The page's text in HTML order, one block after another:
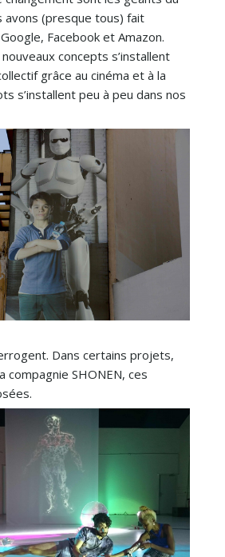
avons (presque tous) fait
Facebook et Amazon.
concepts s’installent
grâce au cinéma et à la
s’installent peu à peu dans nos
Dans certains projets,
compagnie SHONEN, ces